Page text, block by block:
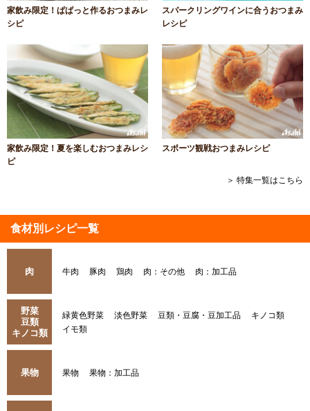
家飲み限定！ぱぱっと作るおつまみレ
シピ
スパークリングワインに合うおつまみ
レシピ
家飲み限定！夏を楽しむおつまみレシ
ピ
スポーツ観戦おつまみレシピ
＞ 特集一覧はこちら
食材別レシピ一覧
肉 牛肉 豚肉 鶏肉 肉：その他 肉：加工品
野菜
豆類
キノコ類
緑黄色野菜 淡色野菜 豆類・豆腐・豆加工品
キノコ類
イモ類
果物 果物 果物：加工品